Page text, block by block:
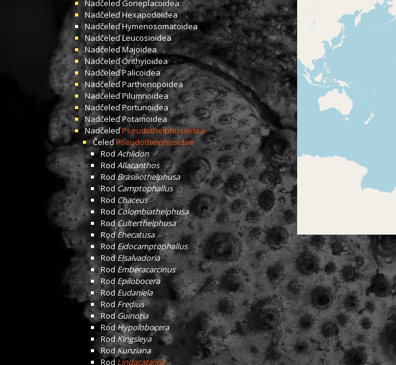
NadčeleďGoneplacoidea
NadčeleďHexapodoidea
NadčeleďHymenosomatoidea
NadčeleďLeucosioidea
NadčeleďMajoidea
NadčeleďOrithyioidea
NadčeleďPalicoidea
NadčeleďParthenopoidea
NadčeleďPilumnoidea
NadčeleďPortunoidea
NadčeleďPotamoidea
NadčeleďPseudothelphusoidea
ČeleďPseudothelphusidae
Rod Achlidon
Rod Allacanthos
Rod Brasiliothelphusa
RodCamptophallus
Rod Chaceus
Rod Colombiathelphusa
RodCulterthelphusa
RodEhecatusa
Rod Eidocamptophallus
RodElsalvadoria
Rod Emberacarcinus
Rod Epilobocera
Rod Eudaniela
Rod Fredius
RodGuinotia
RodHypolobocera
Rod Kingsleya
Rod Kunziana
Rod Lindacatalina